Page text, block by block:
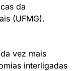
da
(UFMG).
vez mais
interligadas